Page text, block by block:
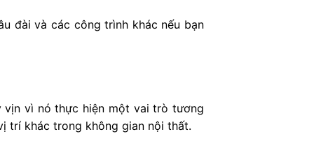
đài và các công trình khác nếu bạn
vịn vì nó thực hiện một vai trò tương
trí khác trong không gian nội thất.